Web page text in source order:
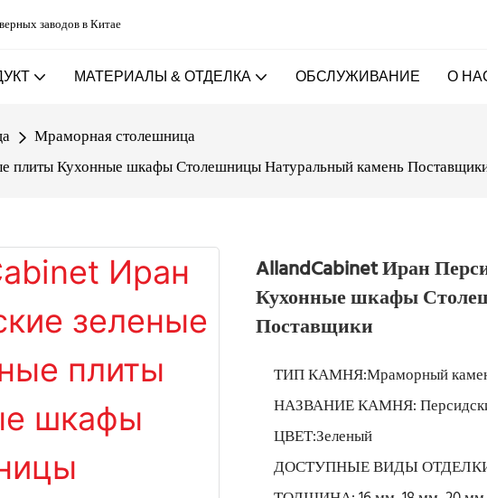
заводов в Китае
МАТЕРИАЛЫ & ОТДЕЛКА ОБСЛУЖИВАНИЕ О
Мраморная столешница
плиты Кухонные шкафы Столешницы Натуральный камень
AllandCabinet Иран
Кухонные шкафы
Поставщики
ТИП КАМНЯ:Мраморный
НАЗВАНИЕ КАМНЯ:
ЦВЕТ:Зеленый
ДОСТУПНЫЕ ВИДЫ